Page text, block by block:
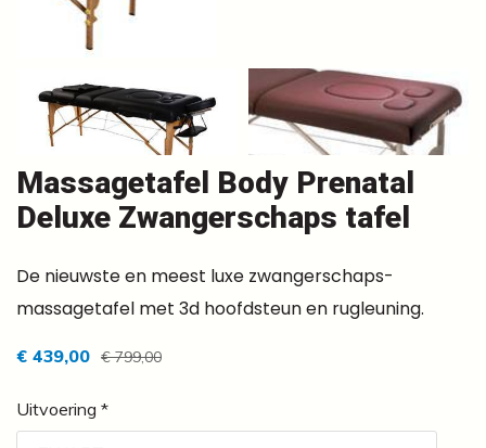
Massagetafel Body Prenatal
Deluxe Zwangerschaps tafel
De nieuwste en meest luxe zwangerschaps-
massagetafel met 3d hoofdsteun en rugleuning.
€ 439,00 € 799,00
Uitvoering *